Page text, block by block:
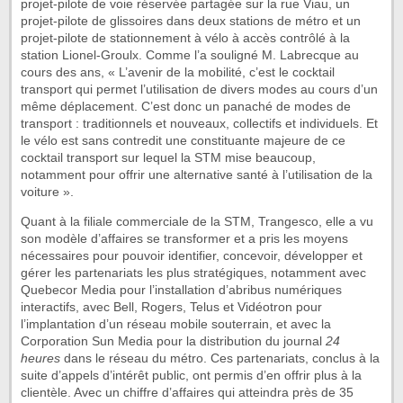
projet-pilote de voie réservée partagée sur la rue Viau, un
projet-pilote de glissoires dans deux stations de métro et un
projet-pilote de stationnement à vélo à accès contrôlé à la
station Lionel-Groulx. Comme l’a souligné M. Labrecque au
cours des ans, « L’avenir de la mobilité, c’est le cocktail
transport qui permet l’utilisation de divers modes au cours d’un
même déplacement. C’est donc un panaché de modes de
transport : traditionnels et nouveaux, collectifs et individuels. Et
le vélo est sans contredit une constituante majeure de ce
cocktail transport sur lequel la STM mise beaucoup,
notamment pour offrir une alternative santé à l’utilisation de la
voiture ».
Quant à la filiale commerciale de la STM, Trangesco, elle a vu
son modèle d’affaires se transformer et a pris les moyens
nécessaires pour pouvoir identifier, concevoir, développer et
gérer les partenariats les plus stratégiques, notamment avec
Quebecor Media pour l’installation d’abribus numériques
interactifs, avec Bell, Rogers, Telus et Vidéotron pour
l’implantation d’un réseau mobile souterrain, et avec la
Corporation Sun Media pour la distribution du journal 24
heures dans le réseau du métro. Ces partenariats, conclus à la
suite d’appels d’intérêt public, ont permis d’en offrir plus à la
clientèle. Avec un chiffre d’affaires qui atteindra près de 35